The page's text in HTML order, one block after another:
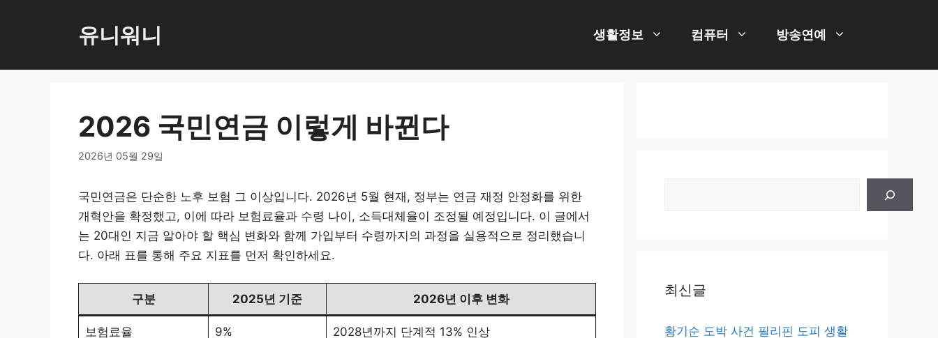
로
유니워니 생활정보 컴퓨터 방송연예
2026 국민연금 이렇게 바뀐다
2026년 05월 29일
국민연금은 단순한 노후 보험 그 이상입니다. 2026년 5월 현재, 정부는 연금 재정 안정화를 위한
개혁안을 확정했고, 이에 따라 보험료율과 수령 나이, 소득대체율이 조정될 예정입니다. 이 글에서
는 20대인 지금 알아야 할 핵심 변화와 함께 가입부터 수령까지의 과정을 실용적으로 정리했습니
다. 아래 표를 통해 주요 지표를 먼저 확인하세요.
구분 2025년 기준 2026년 이후 변화
보험료율 9% 2028년까지 단계적 13% 인상
최신글
황기순 도박 사건 필리핀 도피 생활